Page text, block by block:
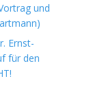
und
Ernst-
für den